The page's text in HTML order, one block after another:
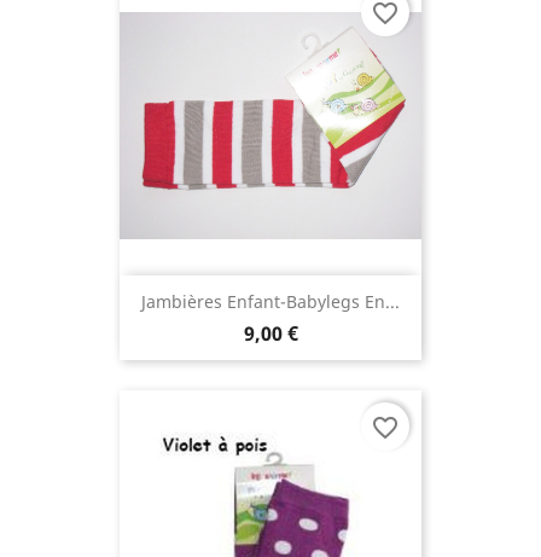
Jambières Enfant-Babylegs En...
9,00 €
favorite_border
favorite_border